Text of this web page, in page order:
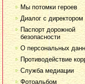
Мы потомки героев
Диалог с директором
Паспорт дорожной
безопасности
О персональных
Противодействие
Служба медиации
Фотоальбом